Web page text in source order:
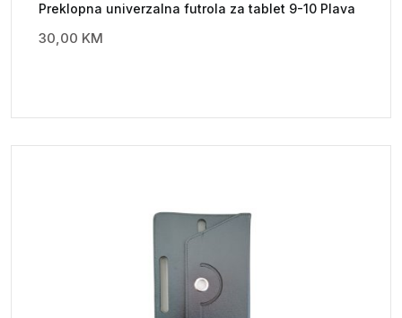
Preklopna univerzalna futrola za tablet 9-10 Plava
30,00 KM